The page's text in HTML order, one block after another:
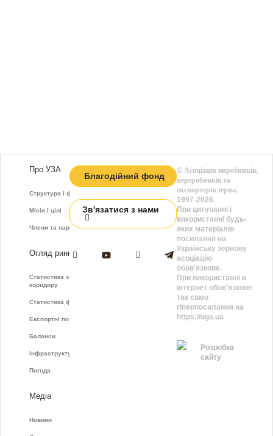
Про УЗА
Структура і функції
Місія і цілі
Члени та партнери
Огляд ринку
Статистика зернового
коридору
Статистика фрахту
Експортні показники
Баланси
Інфраструктура
Погода
Медіа
Новини
Благодійний фонд
Зв'язатися з нами
©Асоціація виробників,
переробників та
експортерів зерна,
1997-2026.
При цитуванні і
використанні будь-
яких матеріалів
посилання на
Українську зернову
асоціацію
обов'язкове.
При використанні в
інтернет обов'язкове
так само
гіперпосилання на
https://uga.ua
Розробка
сайту